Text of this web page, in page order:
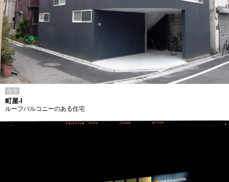
住宅
町屋-I
ルーフバルコニーのある住宅